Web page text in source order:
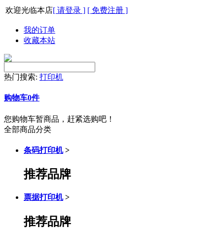
欢迎光临本店[ 请登录 ] [ 免费注册 ]
我的订单
收藏本站
热门搜索: 打印机
购物车0件
您购物车暂商品，赶紧选购吧！
全部商品分类
条码打印机 >
推荐品牌
票据打印机 >
推荐品牌